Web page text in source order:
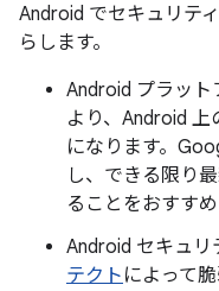
Android でセキュリテ
らします。
Android プラッ
より、Android
になります。
し、できる限り
ることをおすすめ
Android セキュリ
テクト によって